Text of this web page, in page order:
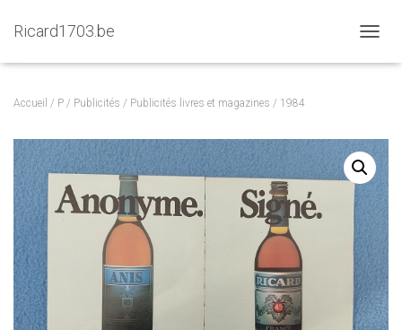
Ricard1703.be
É
R
L
A
A
I
G
A
T
I
Accueil / P / Publicités / Publicités livres et magazines / 1984